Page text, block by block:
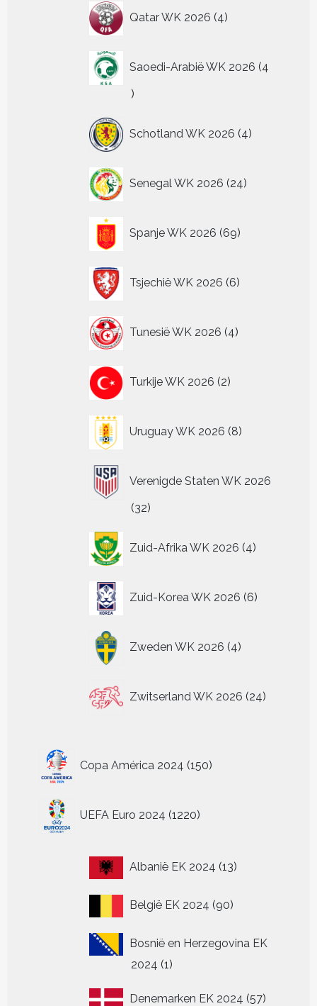
Qatar WK 2026 4
producten
Saoedi-Arabië WK 2026 4
4
Schotland WK 2026 4
producten
Senegal WK 2026 24
producten
Spanje WK 2026 69
producten
Tsjechië WK 2026 6
producten
Tunesië WK 2026 4
producten
Turkije WK 2026 2
producten
Uruguay WK 2026 8
producten
Verenigde Staten WK 2026
3232
Zuid-Afrika WK 2026 4
producten
Zuid-Korea WK 2026 6
producten
Zweden WK 2026 4
producten
Zwitserland WK 2026 24
producten
Copa América 2024 150
producten
UEFA Euro 2024 1220
producten
Albanië EK 2024 1313
België EK 2024 9090
Bosnië en Herzegovina EK
2024 11
Denemarken EK 2024 5757